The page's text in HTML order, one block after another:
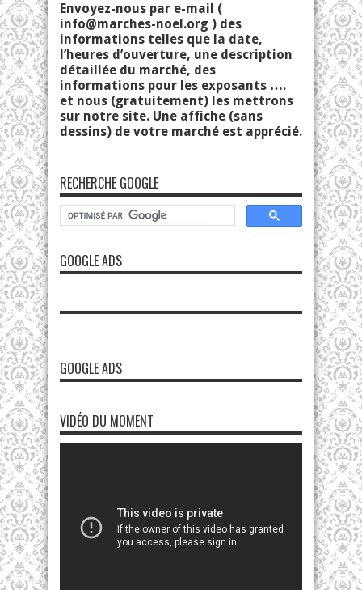
Envoyez-nous par e-mail (
info@marches-noel.org ) des
informations telles que la date,
l’heures d’ouverture, une description
détaillée du marché, des
informations pour les exposants ….
et nous (gratuitement) les mettrons
sur notre site. Une affiche (sans
dessins) de votre marché est apprécié.
RECHERCHE GOOGLE
GOOGLE ADS
GOOGLE ADS
VIDÉO DU MOMENT